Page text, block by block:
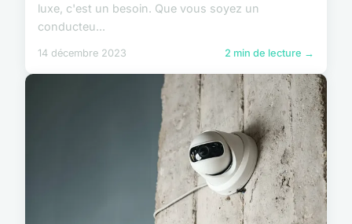
luxe, c'est un besoin. Que vous soyez un
conducteu...
14 décembre 2023 2 min de lecture →